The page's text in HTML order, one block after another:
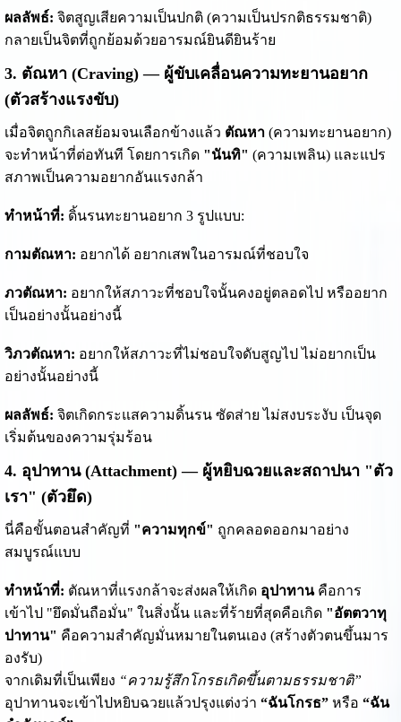
ผลลัพธ์: จิตสูญเสียความเป็นปกติ (ความเป็นปรกติธรรมชาติ)
กลายเป็นจิตที่ถูกย้อมด้วยอารมณ์ยินดียินร้าย
3. ตัณหา (Craving) — ผู้ขับเคลื่อนความทะยานอยาก
(ตัวสร้างแรงขับ)
เมื่อจิตถูกกิเลสย้อมจนเลือกข้างแล้ว ตัณหา(ความทะยานอยาก)
จะทำหน้าที่ต่อทันที โดยการเกิด "นันทิ" (ความเพลิน) และแปร
สภาพเป็นความอยากอันแรงกล้า
ทำหน้าที่: ดิ้นรนทะยานอยาก 3 รูปแบบ:
กามตัณหา: อยากได้ อยากเสพในอารมณ์ที่ชอบใจ
ภวตัณหา: อยากให้สภาวะที่ชอบใจนั้นคงอยู่ตลอดไป หรืออยาก
เป็นอย่างนั้นอย่างนี้
วิภวตัณหา: อยากให้สภาวะที่ไม่ชอบใจดับสูญไป ไม่อยากเป็น
อย่างนั้นอย่างนี้
ผลลัพธ์: จิตเกิดกระแสความดิ้นรน ซัดส่าย ไม่สงบระงับ เป็นจุด
เริ่มต้นของความรุ่มร้อน
4. อุปาทาน (Attachment) — ผู้หยิบฉวยและสถาปนา "ตัว
เรา" (ตัวยึด)
นี่คือขั้นตอนสำคัญที่ "ความทุกข์" ถูกคลอดออกมาอย่าง
สมบูรณ์แบบ
ทำหน้าที่: ตัณหาที่แรงกล้าจะส่งผลให้เกิด อุปาทานคือการ
เข้าไป "ยึดมั่นถือมั่น" ในสิ่งนั้น และที่ร้ายที่สุดคือเกิด "อัตตวาทุ
ปาทาน" คือความสำคัญมั่นหมายในตนเอง (สร้างตัวตนขึ้นมาร
องรับ)
จากเดิมที่เป็นเพียง “ความรู้สึกโกรธเกิดขึ้นตามธรรมชาติ”
อุปาทานจะเข้าไปหยิบฉวยแล้วปรุงแต่งว่า “ฉันโกรธ”หรือ “ฉัน